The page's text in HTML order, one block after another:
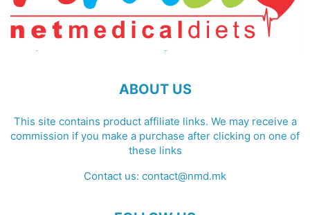
ABOUT US
This site contains product affiliate links. We may receive a
commission if you make a purchase after clicking on one of
these links
Contact us: contact@nmd.mk